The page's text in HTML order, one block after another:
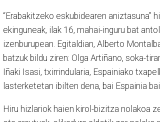
“Erabakitzeko eskubidearen aniztasuna”
ekinguneak, ilak 16, mahai-inguru bat
izenburupean. Egitaldian, Alberto
batzuk bildu ziren: Olga Artiñano, soka-
Iñaki Isasi, txirrindularia, Espainiako
lasterketetan ibilten dena, bai Espainia
Hiru hizlariok haien kirol-bizitza nolakoa